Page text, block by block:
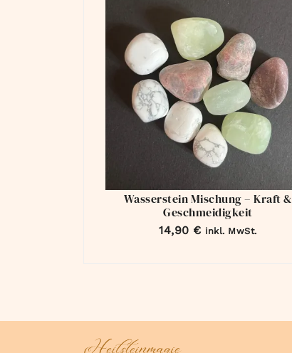
Wasserstein Mischung – Kraft &
Geschmeidigkeit
14,90 € inkl. MwSt.